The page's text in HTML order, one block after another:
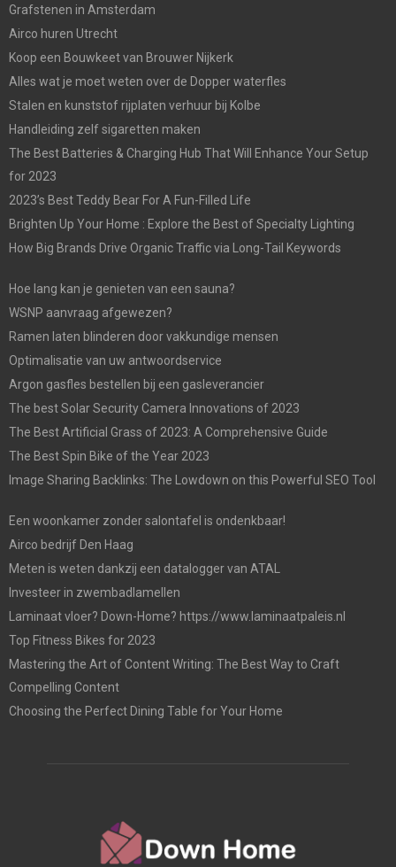
Grafstenen in Amsterdam
Airco huren Utrecht
Koop een Bouwkeet van Brouwer Nijkerk
Alles wat je moet weten over de Dopper waterfles
Stalen en kunststof rijplaten verhuur bij Kolbe
Handleiding zelf sigaretten maken
The Best Batteries & Charging Hub That Will Enhance Your Setup
for 2023
2023’s Best Teddy Bear For A Fun-Filled Life
Brighten Up Your Home : Explore the Best of Specialty Lighting
How Big Brands Drive Organic Traffic via Long-Tail Keywords
Hoe lang kan je genieten van een sauna?
WSNP aanvraag afgewezen?
Ramen laten blinderen door vakkundige mensen
Optimalisatie van uw antwoordservice
Argon gasfles bestellen bij een gasleverancier
The best Solar Security Camera Innovations of 2023
The Best Artificial Grass of 2023: A Comprehensive Guide
The Best Spin Bike of the Year 2023
Image Sharing Backlinks: The Lowdown on this Powerful SEO Tool
Een woonkamer zonder salontafel is ondenkbaar!
Airco bedrijf Den Haag
Meten is weten dankzij een datalogger van ATAL
Investeer in zwembadlamellen
Laminaat vloer? Down-Home? https://www.laminaatpaleis.nl
Top Fitness Bikes for 2023
Mastering the Art of Content Writing: The Best Way to Craft
Compelling Content
Choosing the Perfect Dining Table for Your Home